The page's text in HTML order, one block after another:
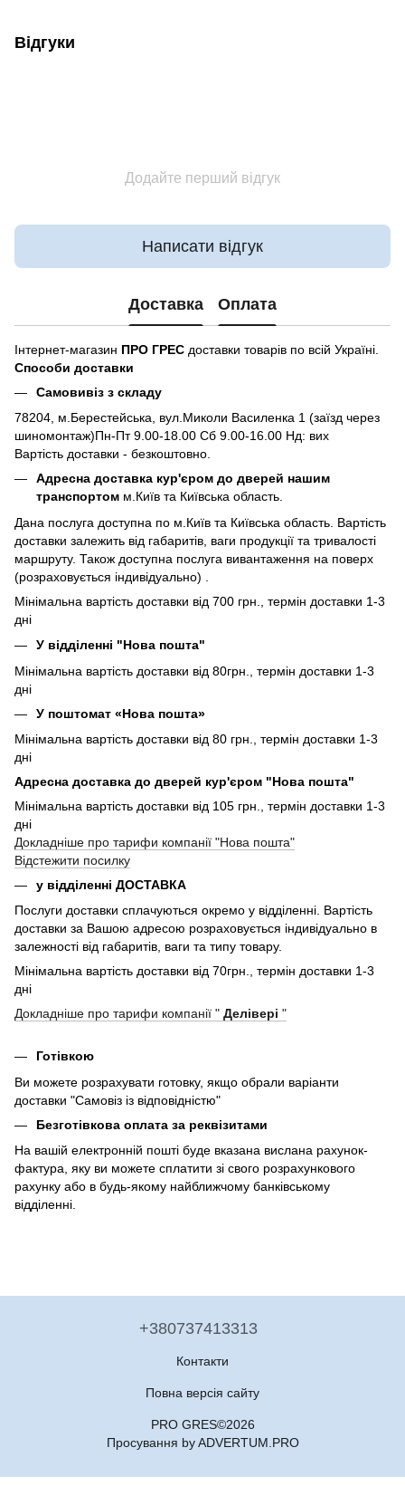
Відгуки
Додайте перший відгук
Написати відгук
Доставка Оплата
Інтернет-магазин ПРО ГРЕС доставки товарів по всій Україні.
Способи доставки
Самовивіз з складу
78204, м.Берестейська, вул.Миколи Василенка 1 (заїзд через
шиномонтаж)Пн-Пт 9.00-18.00 Сб 9.00-16.00 Нд: вих
Вартість доставки - безкоштовно.
Адресна доставка кур'єром до дверей нашим
транспортом м.Київ та Київська область.
Дана послуга доступна по м.Київ та Київська область. Вартість
доставки залежить від габаритів, ваги продукції та тривалості
маршруту. Також доступна послуга вивантаження на поверх
(розраховується індивідуально) .
Мінімальна вартість доставки від 700 грн., термін доставки 1-3
дні
У відділенні "Нова пошта"
Мінімальна вартість доставки від 80грн., термін доставки 1-3
дні
У поштомат «Нова пошта»
Мінімальна вартість доставки від 80 грн., термін доставки 1-3
дні
Адресна доставка до дверей кур'єром "Нова пошта"
Мінімальна вартість доставки від 105 грн., термін доставки 1-3
дні
Докладніше про тарифи компанії "Нова пошта"
Відстежити посилку
у відділенні ДОСТАВКА
Послуги доставки сплачуються окремо у відділенні. Вартість
доставки за Вашою адресою розраховується індивідуально в
залежності від габаритів, ваги та типу товару.
Мінімальна вартість доставки від 70грн., термін доставки 1-3
дні
Докладніше про тарифи компанії " Делівері "
Готівкою
Ви можете розрахувати готовку, якщо обрали варіанти
доставки "Самовіз із відповідністю"
Безготівкова оплата за реквізитами
На вашій електронній пошті буде вказана вислана рахунок-
фактура, яку ви можете сплатити зі свого розрахункового
рахунку або в будь-якому найближчому банківському
відділенні.
+380737413313
Контакти
Повна версія сайту
PRO GRES©2026
Просування by ADVERTUM.PRO